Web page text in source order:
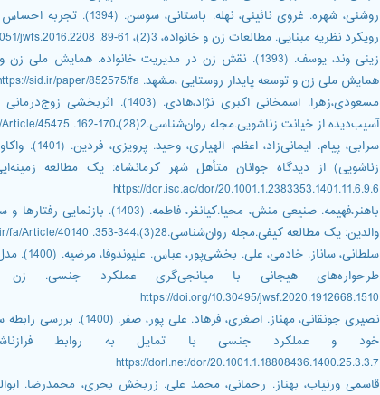
روشنی، شهره. غروی نائینی،
رویکرد نظریه مبنایی. مطالعات زن و خانواده، 3(2)، 61-89. https://doi.org/10.22051/jwfs.2016.2208
زینی وند، یوسف. (1393). نقش زن در مدیریت خانواده.
همایش ملی زن و توسعه پایدار روستایی ،مشهد. https://sid.ir/paper/852575/fa
مسعودی،زهرا. اسمخانی اکبری
آسیب‌دیده از خیانت زناشویی.مجله ‌روان‌شناسی.2(28)،170-162. http://www.iranapsy.ir/Article/45475
سرابی، پیام.
https://dor.isc.ac/dor/20.1001.1.2383353.1401.11.6.9.6
باهنر،فهیمه. صنیعی منش،
والدین: یک مطالعه کیفی.مجله ‌روان‌شناسی.28(3)،344-353. http://www.iranapsy.ir/fa/Article/40140
سلطانی،
https://doi.org/10.30495/jwsf.2020.1912668.1510
نصیری جونقانی، مهناز.
https://dorl.net/dor/20.1001.1.18808436.1400.25.3.3.7